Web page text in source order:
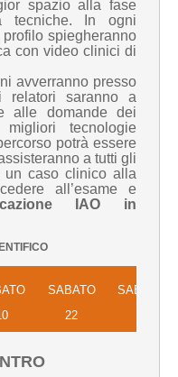
spazio alla fase
tecniche. In ogni
spiegheranno
con video clinici di
avverranno presso
saranno a
alle domande dei
tecnologie
potrà essere
a tutti gli
un caso clinico alla
all’esame e
IAO in
SABATO
22
SABATO